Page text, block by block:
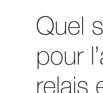
Quel
pour